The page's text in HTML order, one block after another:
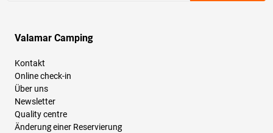
Valamar Camping
Kontakt
Online check-in
Über uns
Newsletter
Quality centre
Änderung einer Reservierung